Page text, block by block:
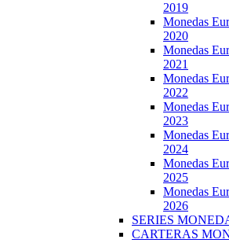
2019
Monedas
2020
Monedas
2021
Monedas
2022
Monedas
2023
Monedas
2024
Monedas
2025
Monedas
2026
SERIES
CARTERAS